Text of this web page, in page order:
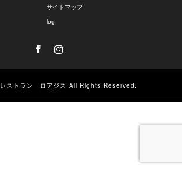
サイトマップ
log
レストラン ロアジス All Rights Reserved.